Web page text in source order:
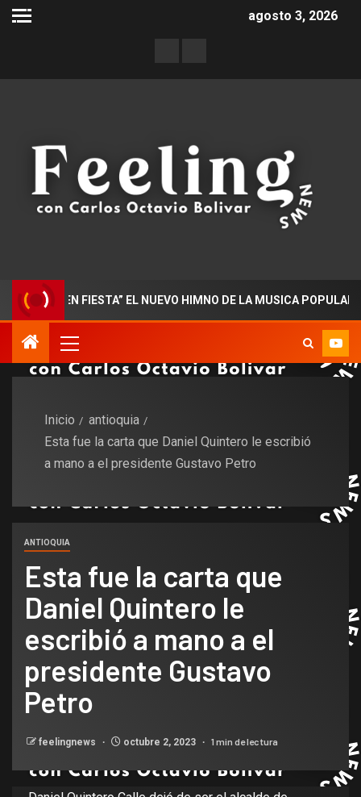
agosto 3, 2026
EN FIESTA” EL NUEVO HIMNO DE LA MUSICA POPULAR
Inicio
antioquia
Esta fue la carta que Daniel Quintero le escribió
a mano a el presidente Gustavo Petro
ANTIOQUIA
Esta fue la carta que
Daniel Quintero le
escribió a mano a el
presidente Gustavo
Petro
feelingnews octubre 2, 2023 1 min de lectura